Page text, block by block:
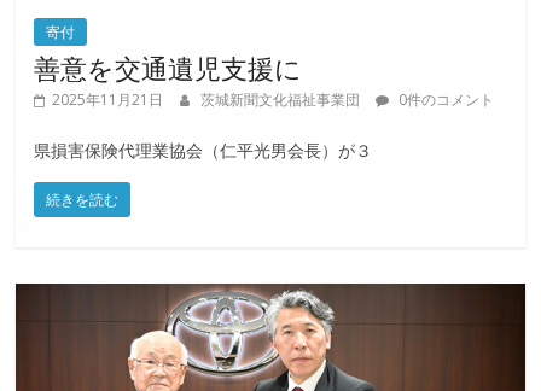
寄付
善意を交通遺児支援に
2025年11月21日 茨城新聞文化福祉事業団 0件のコメント
県損害保険代理業協会（仁平光男会長）が３
続きを読む